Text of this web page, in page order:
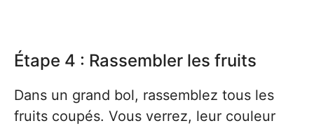
Étape 4 : Rassembler les fruits
Dans un grand bol, rassemblez tous les
fruits coupés. Vous verrez, leur couleur